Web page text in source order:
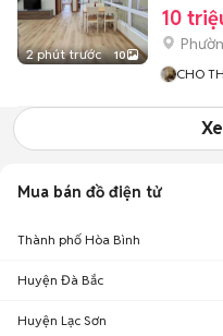
2 phút trước 10
10
CHO
Mua bán đồ điện tử
Thành phố Hòa Bình
Huyện Đà Bắc
Huyện Lạc Sơn